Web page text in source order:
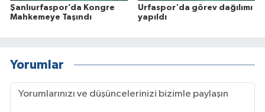
Şanlıurfaspor’da Kongre
Mahkemeye Taşındı
Urfaspor'da görev dağılımı
yapıldı
Yorumlar